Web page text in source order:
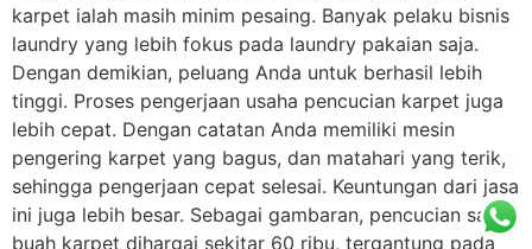
karpet ialah masih minim pesaing. Banyak pelaku bisnis
laundry yang lebih fokus pada laundry pakaian saja.
Dengan demikian, peluang Anda untuk berhasil lebih
tinggi. Proses pengerjaan usaha pencucian karpet juga
lebih cepat. Dengan catatan Anda memiliki mesin
pengering karpet yang bagus, dan matahari yang terik,
sehingga pengerjaan cepat selesai. Keuntungan dari jasa
ini juga lebih besar. Sebagai gambaran, pencucian satu
buah karpet dihargai sekitar 60 ribu, tergantung pada